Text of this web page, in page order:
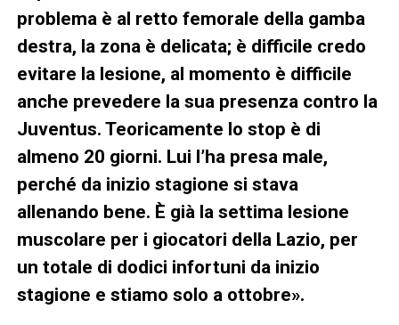
problema è al retto femorale della gamba
destra, la zona è delicata; è difficile credo
evitare la lesione, al momento è difficile
anche prevedere la sua presenza contro la
Juventus. Teoricamente lo stop è di
almeno 20 giorni. Lui l’ha presa male,
perché da inizio stagione si stava
allenando bene. È già la settima lesione
muscolare per i giocatori della Lazio, per
un totale di dodici infortuni da inizio
stagione e stiamo solo a ottobre».